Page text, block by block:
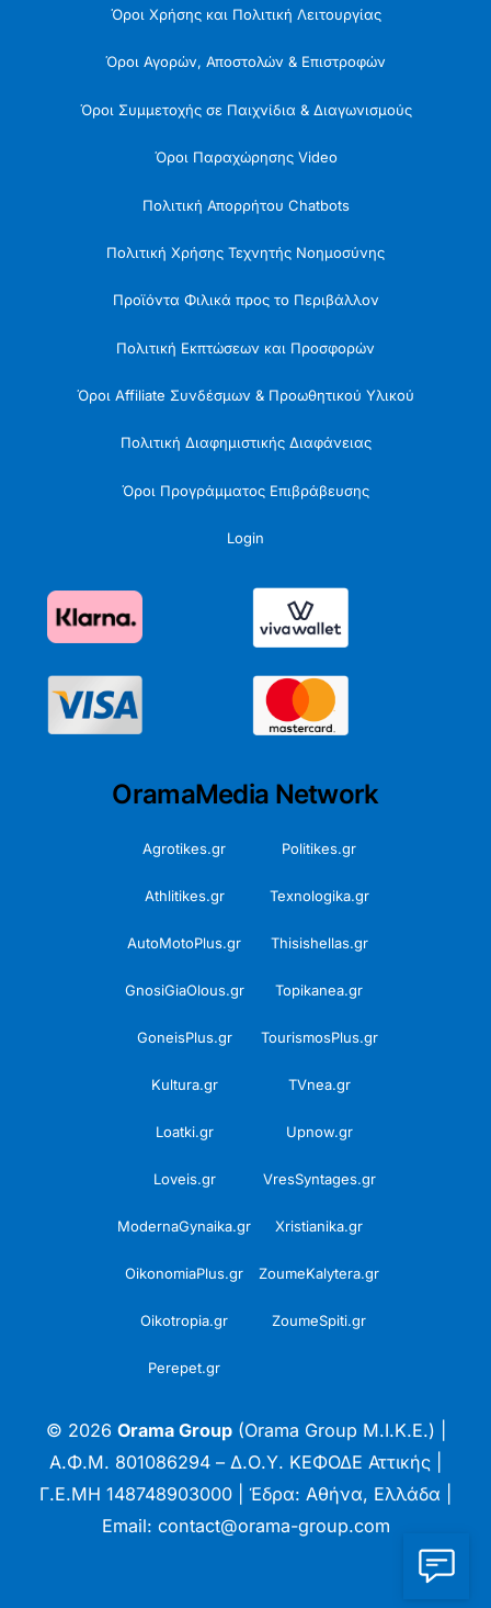
Όροι Χρήσης και Πολιτική Λειτουργίας
Όροι Αγορών, Αποστολών & Επιστροφών
Όροι Συμμετοχής σε Παιχνίδια & Διαγωνισμούς
Όροι Παραχώρησης Video
Πολιτική Απορρήτου Chatbots
Πολιτική Χρήσης Τεχνητής Νοημοσύνης
Προϊόντα Φιλικά προς το Περιβάλλον
Πολιτική Εκπτώσεων και Προσφορών
Όροι Affiliate Συνδέσμων & Προωθητικού Υλικού
Πολιτική Διαφημιστικής Διαφάνειας
Όροι Προγράμματος Επιβράβευσης
Login
OramaMedia Network
Agrotikes.gr Politikes.gr
Athlitikes.gr Texnologika.gr
AutoMotoPlus.gr Thisishellas.gr
GnosiGiaOlous.gr Topikanea.gr
GoneisPlus.gr TourismosPlus.gr
Kultura.gr TVnea.gr
Loatki.gr Upnow.gr
Loveis.gr VresSyntages.gr
ModernaGynaika.gr Xristianika.gr
OikonomiaPlus.gr ZoumeKalytera.gr
Oikotropia.gr ZoumeSpiti.gr
Perepet.gr
© 2026 Orama Group(Orama Group Μ.Ι.Κ.Ε.) |
Α.Φ.Μ. 801086294 – Δ.Ο.Υ. ΚΕΦΟΔΕ Αττικής |
Γ.Ε.ΜΗ 148748903000 | Έδρα: Αθήνα, Ελλάδα |
Email: contact@orama-group.com